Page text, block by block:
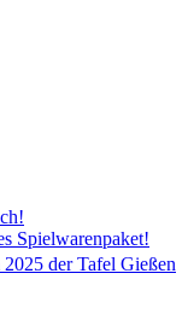
Spielwarenpaket!
der Tafel Gießen